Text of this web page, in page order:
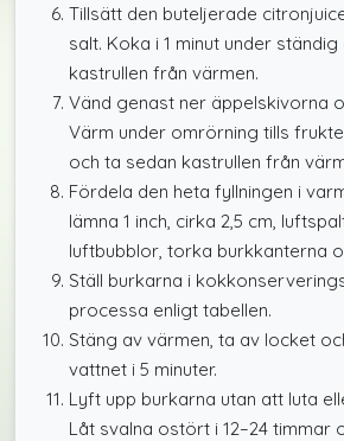
Tillsätt den buteljerade
salt. Koka i 1 minut under
kastrullen från värmen.
Vänd genast ner äppelskivorna
Värm under omrörning tills
och ta sedan kastrullen från
Fördela den heta fyllningen i
lämna 1 inch, cirka 2,5 cm,
luftbubblor, torka burkkanterna
Ställ burkarna i
processa enligt tabellen.
Stäng av värmen, ta av locket
vattnet i 5 minuter.
Lyft upp burkarna utan att luta
Låt svalna ostört i 12–24 timmar